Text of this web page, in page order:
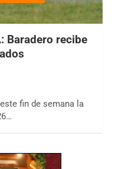
Baradero recibe
fin de semana la